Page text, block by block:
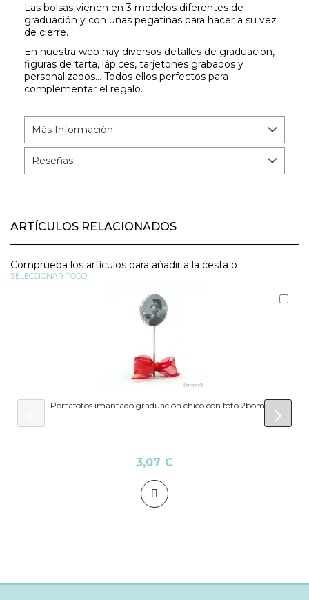
Las bolsas vienen en 3 modelos diferentes de
graduación y con unas pegatinas para hacer a su vez
de cierre.
En nuestra web hay diversos detalles de graduación,
figuras de tarta, lápices, tarjetones grabados y
personalizados... Todos ellos perfectos para
complementar el regalo.
Más Información
Reseñas
ARTÍCULOS RELACIONADOS
Comprueba los artículos para añadir a la cesta o
SELECCIONAR TODO
Portafotos imantado graduación chico con foto 2bomb.
3,07 €